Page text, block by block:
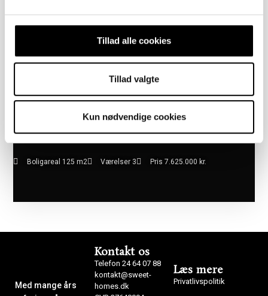
Tillad alle cookies
Tillad valgte
Kun nødvendige cookies
Åbent Hus: 07/08/2026
Boligareal 125 m2 Værelser 3 Pris 7.625.000 kr.
Med mange års
Kontakt os
Telefon 24 64 07 88
kontakt@sweet-
homes.dk
Læs mere
Privatlivspolitik